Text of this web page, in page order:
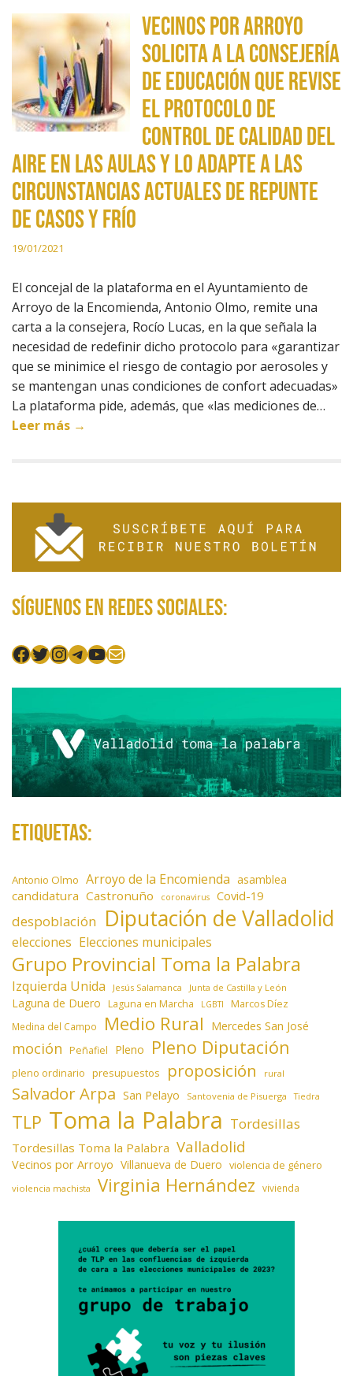
Vecinos por Arroyo
solicita a la consejería
de Educación que revise
el protocolo de
control de calidad del
aire en las aulas y lo adapte a las
circunstancias actuales de repunte
de casos y frío
19/01/2021
El concejal de la plataforma en el Ayuntamiento de
Arroyo de la Encomienda, Antonio Olmo, remite una
carta a la consejera, Rocío Lucas, en la que señala la
necesidad de redefinir dicho protocolo para «garantizar
que se minimice el riesgo de contagio por aerosoles y
se mantengan unas condiciones de confort adecuadas»
La plataforma pide, además, que «las mediciones de…
Leer más →
Síguenos en redes sociales:
Facebook
Twitter
Instagram
Telegram
YouTube
Mail
Etiquetas:
Antonio Olmo Arroyo de la Encomienda asamblea
candidatura Castronuño coronavirus Covid-19
despoblación Diputación de Valladolid
elecciones Elecciones municipales
Grupo Provincial Toma la Palabra
Izquierda Unida Jesús Salamanca Junta de Castilla y León
Laguna de Duero Laguna en Marcha LGBTI Marcos Díez
Medina del Campo Medio Rural Mercedes San José
moción Peñafiel Pleno Pleno Diputación
pleno ordinario presupuestos proposición rural
Salvador Arpa San Pelayo Santovenia de Pisuerga Tiedra
TLP Toma la Palabra Tordesillas
Tordesillas Toma la Palabra Valladolid
Vecinos por Arroyo Villanueva de Duero violencia de género
violencia machista Virginia Hernández vivienda